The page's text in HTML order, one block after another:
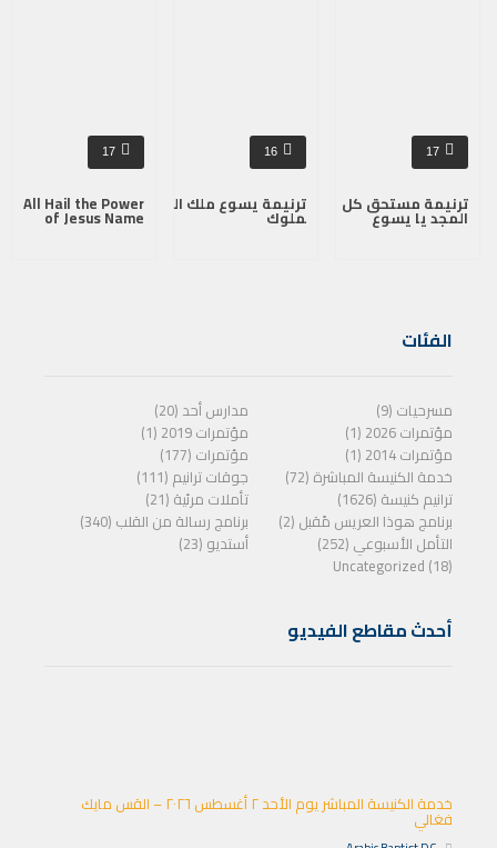
17
ترنيمة مستحق كل
المجد يا يسوع
16
ترنيمة يسوع ملك ال
ملوك
17
All Hail the Power
of Jesus Name
الفئات
مسرحيات (9)
مدارس أحد (20)
مؤتمرات 2026 (1)
مؤتمرات 2019 (1)
مؤتمرات 2014 (1)
مؤتمرات (177)
خدمة الكنيسة المباشرة (72)
جوقات ترانيم (111)
ترانيم كنيسة (1626)
تأملات مرئية (21)
برنامج هوذا العريس مًقبل (2)
برنامج رسالة من القلب (340)
التأمل الأسبوعي (252)
أستديو (23)
Uncategorized (18)
أحدث مقاطع الفيديو
خدمة الكنيسة المباشر يوم الأحد ٢ أغسطس ٢٠٢٦ – القس مايك
فغالي